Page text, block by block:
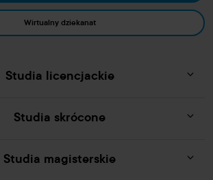
Wirtualny dziekanat
Studia licencjackie
Studia skrócone
Studia magisterskie